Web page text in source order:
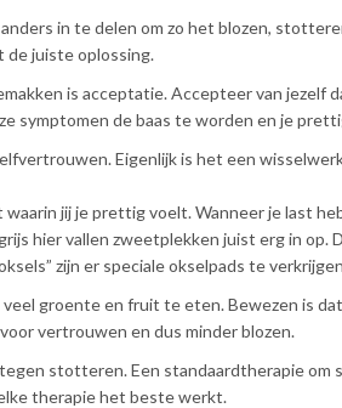
in te delen om zo het blozen,
de juiste oplossing.
is acceptatie. Accepteer van jezelf
symptomen de baas te worden en je
Eigenlijk is het een
jij je prettig voelt. Wanneer je last
hier vallen zweetplekken juist erg in op.
zijn er speciale okselpads te
groente en fruit te eten. Bewezen is
vertrouwen en dus minder blozen.
stotteren. Een standaardtherapie om
therapie het beste werkt.